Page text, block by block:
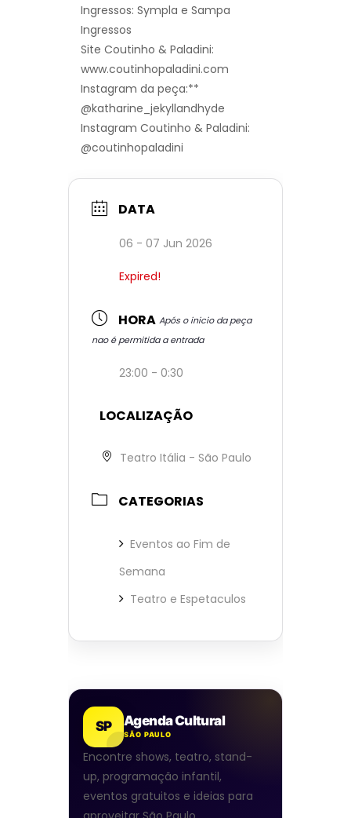
Ingressos: Sympla e Sampa
Ingressos
Site Coutinho & Paladini:
www.coutinhopaladini.com
Instagram da peça:**
@katharine_jekyllandhyde
Instagram Coutinho & Paladini:
@coutinhopaladini
DATA
06 - 07 Jun 2026
Expired!
HORA Após o inicio da peça
nao é permitida a entrada
23:00 - 0:30
LOCALIZAÇÃO
Teatro Itália - São Paulo
CATEGORIAS
Eventos ao Fim de
Semana
Teatro e Espetaculos
SP Agenda Cultural
SÃO PAULO
Encontre shows, teatro, stand-
up, programação infantil,
eventos gratuitos e ideias para